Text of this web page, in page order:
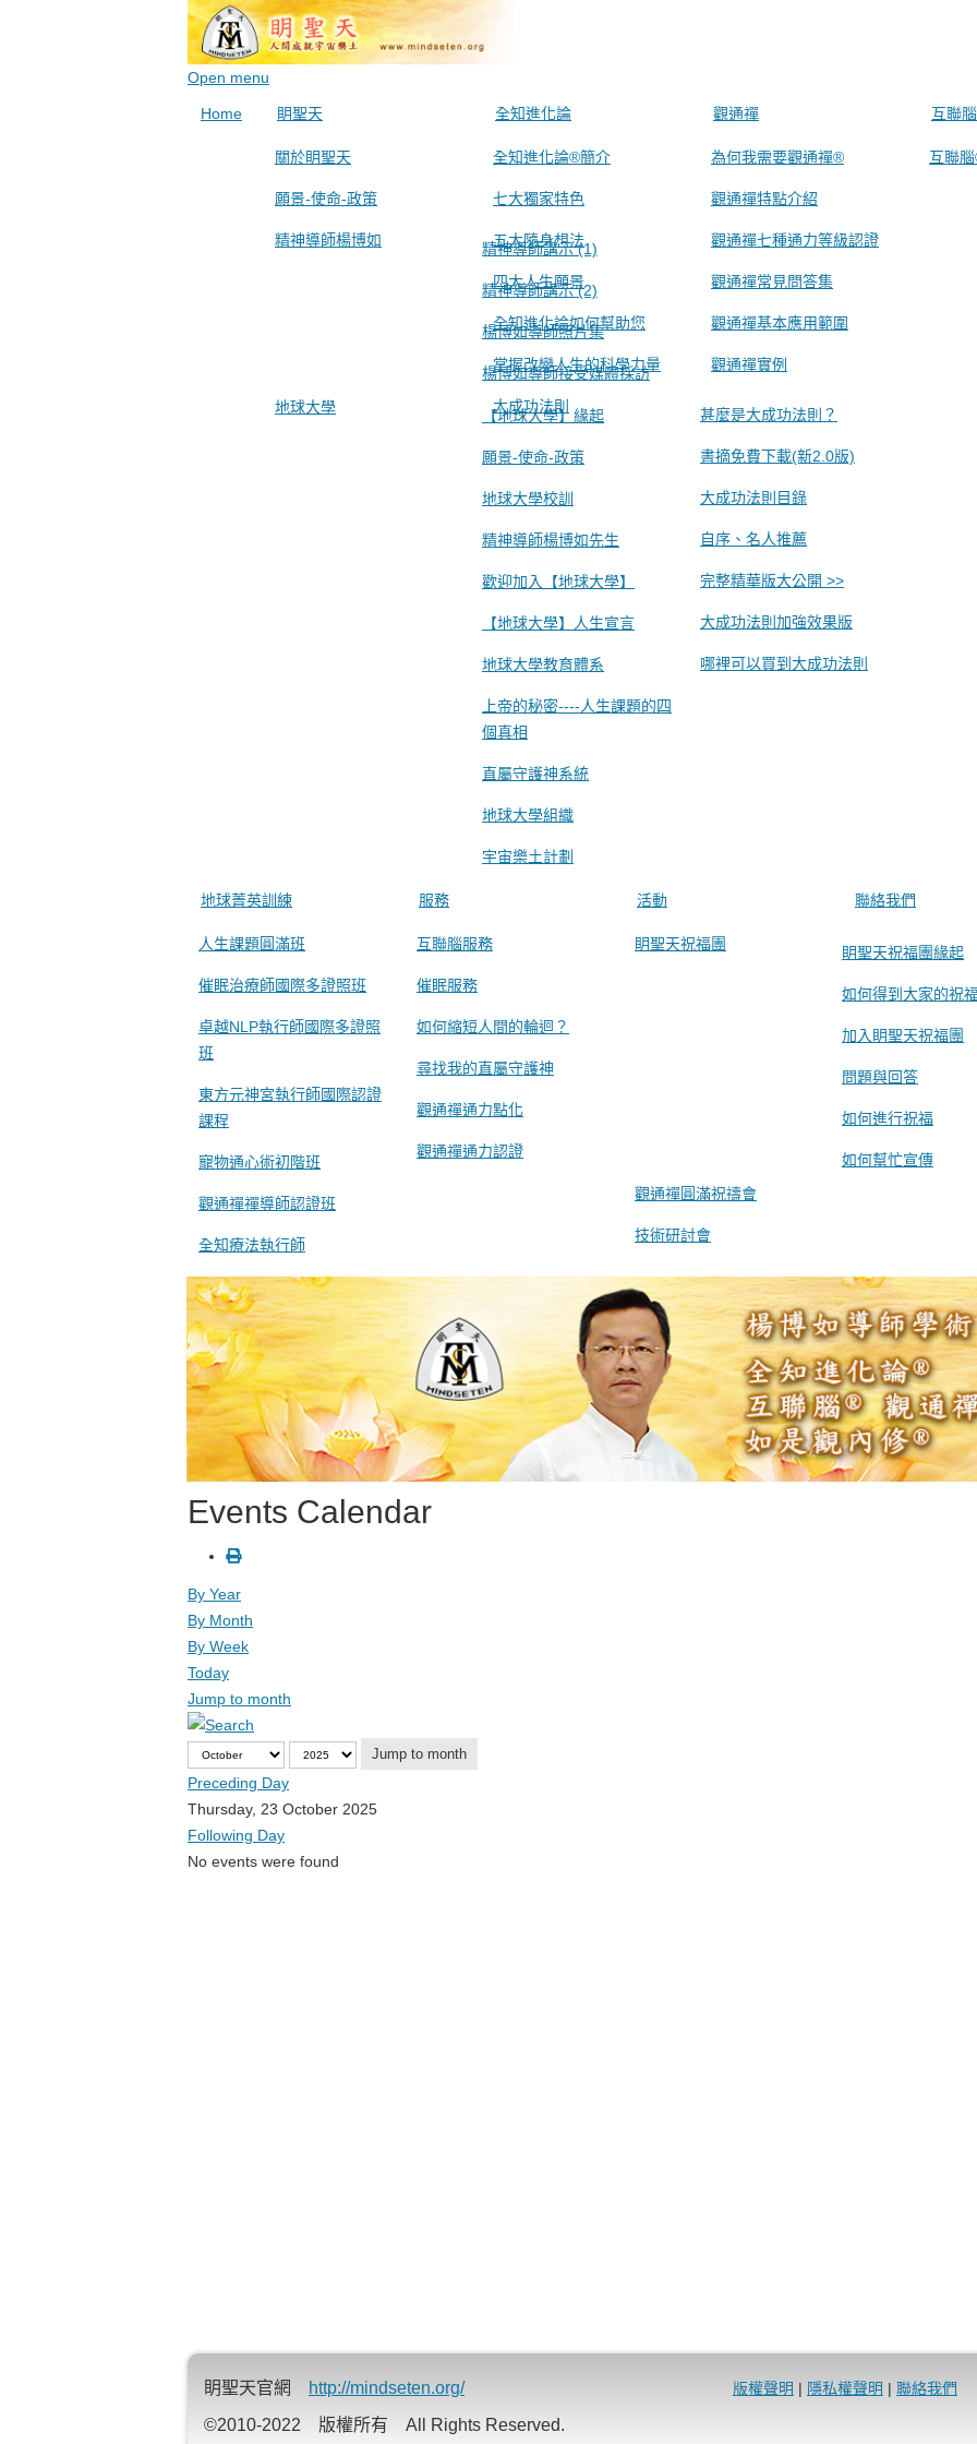
Open menu
Home 眀聖天
關於眀聖天
願景-使命-政策
精神導師楊博如 精神導師講示 (1)
精神導師講示 (2)
楊博如導師照片集
楊博如導師接受媒體採訪
地球大學
【地球大學】緣起
願景-使命-政策
地球大學校訓
精神導師楊博如先生
歡迎加入【地球大學】
【地球大學】人生宣言
地球大學教育體系
上帝的秘密----人生課題的四
個真相
直屬守護神系統
地球大學組織
宇宙樂土計劃
全知進化論
全知進化論®簡介
七大獨家特色
五大隨身想法
四大人生願景
全知進化論如何幫助您
掌握改變人生的科學力量
大成功法則 甚麼是大成功法則？
書摘免費下載(新2.0版)
大成功法則目錄
自序、名人推薦
完整精華版大公開 >>
大成功法則加強效果版
哪裡可以買到大成功法則
觀通禪
為何我需要觀通禪®
觀通禪特點介紹
觀通禪七種通力等級認證
觀通禪常見問答集
觀通禪基本應用範圍
觀通禪實例
互聯腦
互聯
地球菁英訓練
人生課題圓滿班
催眠治療師國際多證照班
卓越NLP執行師國際多證照
班
東方元神宮執行師國際認證
課程
寵物通心術初階班
觀通禪禪導師認證班
全知療法執行師
服務
互聯腦服務
催眠服務
如何縮短人間的輪迴？
尋找我的直屬守護神
觀通禪通力點化
觀通禪通力認證
活動
眀聖天祝福團 眀聖天祝福團緣起
如何得到大家的祝
加入眀聖天祝福團
問題與回答
如何進行祝福
如何幫忙宣傳
觀通禪圓滿祝禱會
技術研討會
聯絡我們
Events Calendar
By Year
By Month
By Week
Today
Jump to month
Jump to month
Preceding Day
Thursday, 23 October 2025
Following Day
No events were found
眀聖天官網
http://mindseten.org/
©2010-2022 版權所有 All Rights Reserved.
版權聲明 | 隱私權聲明 | 聯絡我們